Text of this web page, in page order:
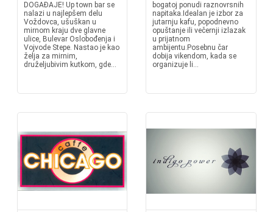
DOGAĐAJE! Up town bar se
nalazi u najlepšem delu
Voždovca, ušuškan u
mirnom kraju dve glavne
ulice, Bulevar Oslobođenja i
Vojvode Stepe. Nastao je kao
želja za mirnim,
druželjubivim kutkom, gde...
bogatoj ponudi raznovrsnih
napitaka.Idealan je izbor za
jutarnju kafu, popodnevno
opuštanje ili večernji izlazak
u prijatnom
ambijentu.Posebnu čar
dobija vikendom, kada se
organizuje li...